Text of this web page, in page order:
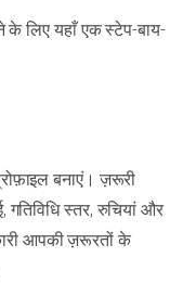
के लिए यहाँ एक स्टेप-बाय-
बनाएं। ज़रूरी
स्तर, रुचियां और
आपकी ज़रूरतों के